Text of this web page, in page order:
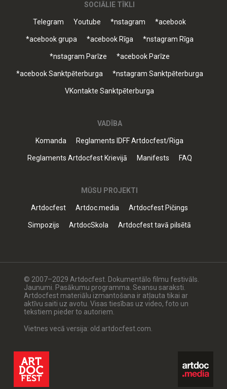
SOCIĀLIE TĪKLI
Telegram Youtube *nstagram *acebook
*acebook grupa *acebook Rīga *nstagram Rīga
*nstagram Parīze *acebook Parīze
*acebook Sanktpēterburga *nstagram Sanktpēterburga
VKontakte Sanktpēterburga
VADĪBA
Komanda Reglaments IDFF Artdocfest/Riga
Reglaments Artdocfest Krievijā Manifests FAQ
MŪSU PROJEKTI
Artdocfest Artdoc.media Artdocfest Pičings
Simpozijs ArtdocSkola Artdocfest tavā pilsētā
© 2007–2029 Artdocfest. Dokumentālo filmu festivāls.
Jaunumi. Pasākumu programma. Seansu saraksti.
Artdocfest materiālu izmantošana ir atļauta tikai ar
aktīvu saiti uz avotu. Visas tiesības uz video, foto un
tekstiem pieder to autoriem.
Vietnes vecā versija: old.artdocfest.com.